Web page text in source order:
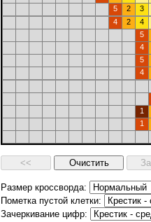
5
2
3
4
2
4
5
4
5
4
1
1
Размер кроссворда:
Пометка пустой клетки:
Зачеркивание цифр: